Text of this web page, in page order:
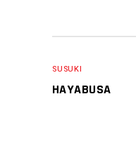
SUSUKI
HAYABUSA